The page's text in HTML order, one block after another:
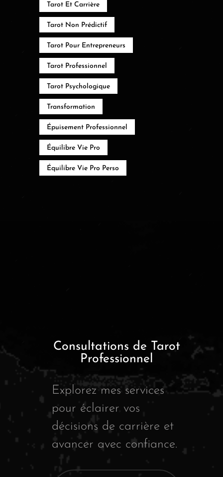
Tarot Et Carrière
Tarot Non Prédictif
Tarot Pour Entrepreneurs
Tarot Professionnel
Tarot Psychologique
Transformation
Épuisement Professionnel
Équilibre Vie Pro
Équilibre Vie Pro Perso
Consultations de Tarot
Professionnel
Explorez mes services
pour éclairer vos
décisions de carrière et
avancer avec confiance.